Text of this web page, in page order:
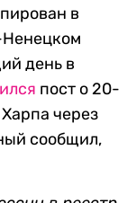
в
день в
пост о 20-
через
сообщил,